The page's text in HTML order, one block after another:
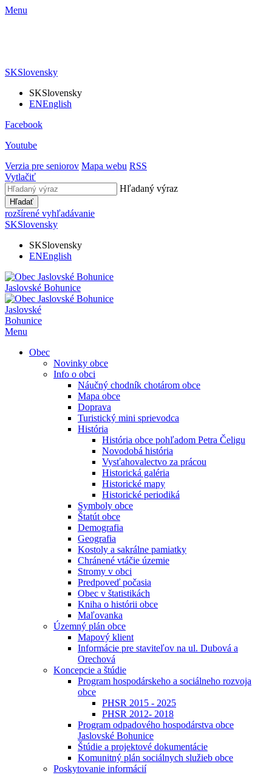
Menu
SKSlovensky
SKSlovensky
ENEnglish
Facebook
Youtube
Verzia pre seniorov Mapa webu RSS
Vytlačiť
Hľadaný výraz
Hľadať
rozšírené vyhľadávanie
SKSlovensky
SKSlovensky
ENEnglish
Jaslovské Bohunice
Jaslovské
Bohunice
Menu
Obec
Novinky obce
Info o obci
Náučný chodník chotárom obce
Mapa obce
Doprava
Turistický mini sprievodca
História
História obce pohľadom Petra Čeligu
Novodobá história
Vysťahovalectvo za prácou
Historická galéria
Historické mapy
Historické periodiká
Symboly obce
Štatút obce
Demografia
Geografia
Kostoly a sakrálne pamiatky
Chránené vtáčie územie
Stromy v obci
Predpoveď počasia
Obec v štatistikách
Kniha o histórii obce
Maľovanka
Územný plán obce
Mapový klient
Informácie pre staviteľov na ul. Dubová a
Orechová
Koncepcie a štúdie
Program hospodárskeho a sociálneho rozvoja
obce
PHSR 2015 - 2025
PHSR 2012- 2018
Program odpadového hospodárstva obce
Jaslovské Bohunice
Štúdie a projektové dokumentácie
Komunitný plán sociálnych služieb obce
Poskytovanie informácií